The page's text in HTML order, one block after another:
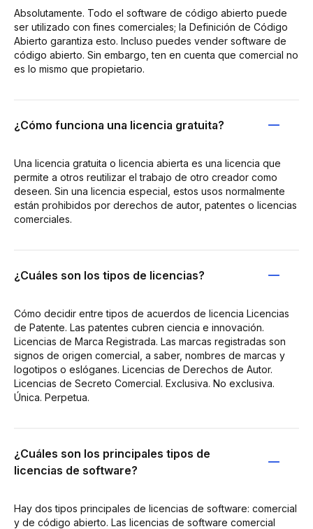
Absolutamente. Todo el software de código abierto puede
ser utilizado con fines comerciales; la Definición de Código
Abierto garantiza esto. Incluso puedes vender software de
código abierto. Sin embargo, ten en cuenta que comercial no
es lo mismo que propietario.
¿Cómo funciona una licencia gratuita?
Una licencia gratuita o licencia abierta es una licencia que
permite a otros reutilizar el trabajo de otro creador como
deseen. Sin una licencia especial, estos usos normalmente
están prohibidos por derechos de autor, patentes o licencias
comerciales.
¿Cuáles son los tipos de licencias?
Cómo decidir entre tipos de acuerdos de licencia Licencias
de Patente. Las patentes cubren ciencia e innovación.
Licencias de Marca Registrada. Las marcas registradas son
signos de origen comercial, a saber, nombres de marcas y
logotipos o eslóganes. Licencias de Derechos de Autor.
Licencias de Secreto Comercial. Exclusiva. No exclusiva.
Única. Perpetua.
¿Cuáles son los principales tipos de
licencias de software?
Hay dos tipos principales de licencias de software: comercial
y de código abierto. Las licencias de software comercial